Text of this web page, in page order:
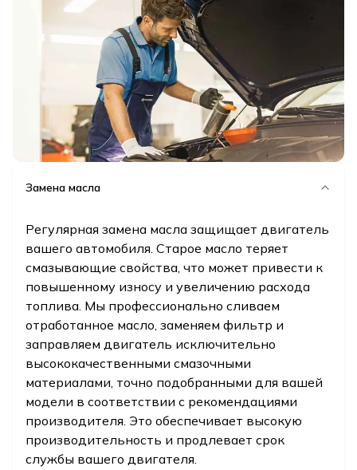
Замена масла
Регулярная замена масла защищает двигатель
вашего автомобиля. Старое масло теряет
смазывающие свойства, что может привести к
повышенному износу и увеличению расхода
топлива. Мы профессионально сливаем
отработанное масло, заменяем фильтр и
заправляем двигатель исключительно
высококачественными смазочными
материалами, точно подобранными для вашей
модели в соответствии с рекомендациями
производителя. Это обеспечивает высокую
производительность и продлевает срок
службы вашего двигателя.